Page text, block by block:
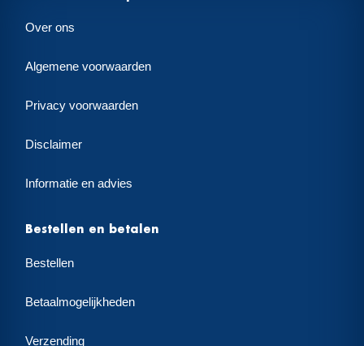
Over ons
Algemene voorwaarden
Privacy voorwaarden
Disclaimer
Informatie en advies
Bestellen en betalen
Bestellen
Betaalmogelijkheden
Verzending